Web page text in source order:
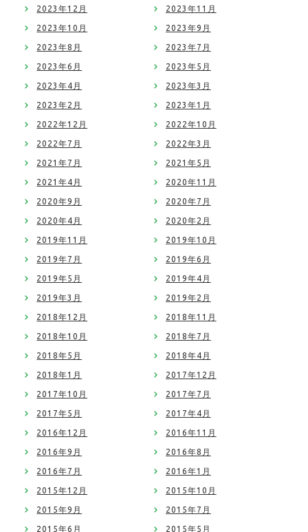
2023年12月 2023年11月
2023年10月 2023年9月
2023年8月 2023年7月
2023年6月 2023年5月
2023年4月 2023年3月
2023年2月 2023年1月
2022年12月 2022年10月
2022年7月 2022年3月
2021年7月 2021年5月
2021年4月 2020年11月
2020年9月 2020年7月
2020年4月 2020年2月
2019年11月 2019年10月
2019年7月 2019年6月
2019年5月 2019年4月
2019年3月 2019年2月
2018年12月 2018年11月
2018年10月 2018年7月
2018年5月 2018年4月
2018年1月 2017年12月
2017年10月 2017年7月
2017年5月 2017年4月
2016年12月 2016年11月
2016年9月 2016年8月
2016年7月 2016年1月
2015年12月 2015年10月
2015年9月 2015年7月
2015年6月 2015年5月